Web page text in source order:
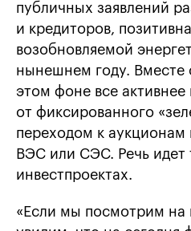
публичных заявлений
и кредиторов,
возобновляемой
нынешнем году. Вместе
этом фоне все активнее
от фиксированного
переходом к аукционам
ВЭС или СЭС. Речь идет
инвестпроектах.
«Если мы посмотрим на